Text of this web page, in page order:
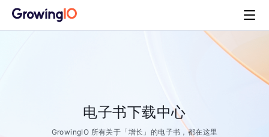
电子书下载中心
GrowingIO 所有关于「增长」的电子书，都在这里